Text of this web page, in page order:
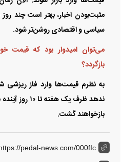
مثبت‌بودن اخبار، بهتر است چند
سیاسی و اقتصادی روشن‌تر شود.
می‌توان امیدوار بود که قیمت
بازگردد؟
به نظرم قیمت‌ها وارد فاز ریزشی
ندهد ظرف یک
بازخواهند گشت.
pedal-news.com/000fIc